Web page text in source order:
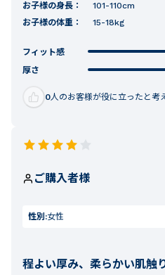
お子様の身長：
101-110cm
お子様の体重：
15-18kg
フィット感
厚さ
0人のお客様が役に立ったと考
ご購入者様
性別:女性
程よい厚み、柔らかい肌触